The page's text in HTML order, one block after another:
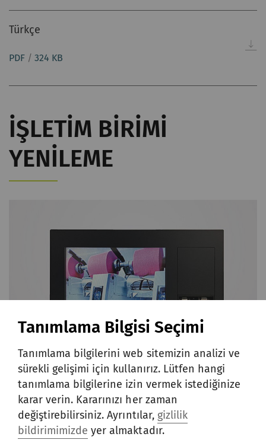
Türkçe
PDF /324 KB
İŞLETIM BIRIMI
YENILEME
Rieter, yeni bir dokunmatik panel, LCD ve
diğer farklı elektronik bileşenlerden oluşan
bir onarım kiti ile işletim birimi yenileme
Tanımlama Bilgisi Seçimi
Tanımlama bilgilerini web sitemizin analizi ve
sürekli gelişimi için kullanırız. Lütfen hangi
tanımlama bilgilerine izin vermek istediğinize
karar verin. Kararınızı her zaman
değiştirebilirsiniz. Ayrıntılar, gizlilik
bildirimimizde yer almaktadır.